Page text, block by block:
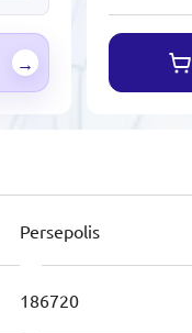
→
Persepolis
186720